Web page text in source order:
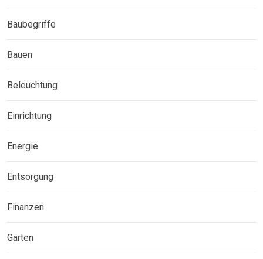
Baubegriffe
Bauen
Beleuchtung
Einrichtung
Energie
Entsorgung
Finanzen
Garten